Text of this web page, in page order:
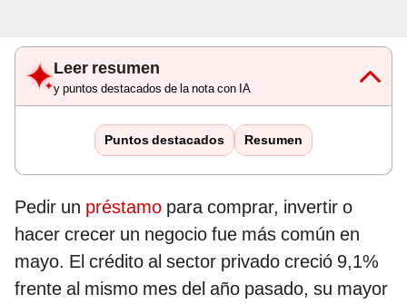
Leer resumen
y puntos destacados de la nota con IA
Puntos destacados Resumen
Pedir un préstamo para comprar, invertir o
hacer crecer un negocio fue más común en
mayo. El crédito al sector privado creció 9,1%
frente al mismo mes del año pasado, su mayor